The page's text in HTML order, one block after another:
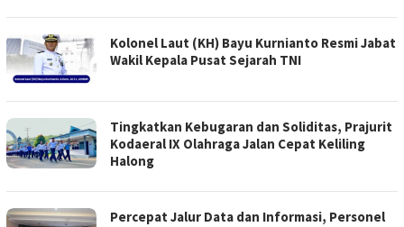
Kolonel Laut (KH) Bayu Kurnianto Resmi Jabat
Wakil Kepala Pusat Sejarah TNI
Tingkatkan Kebugaran dan Soliditas, Prajurit
Kodaeral IX Olahraga Jalan Cepat Keliling
Halong
Percepat Jalur Data dan Informasi, Personel